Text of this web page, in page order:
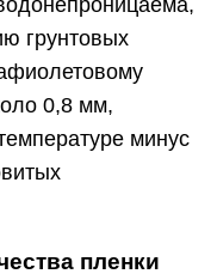
грунтовых
0,8 мм,
минус
пленки